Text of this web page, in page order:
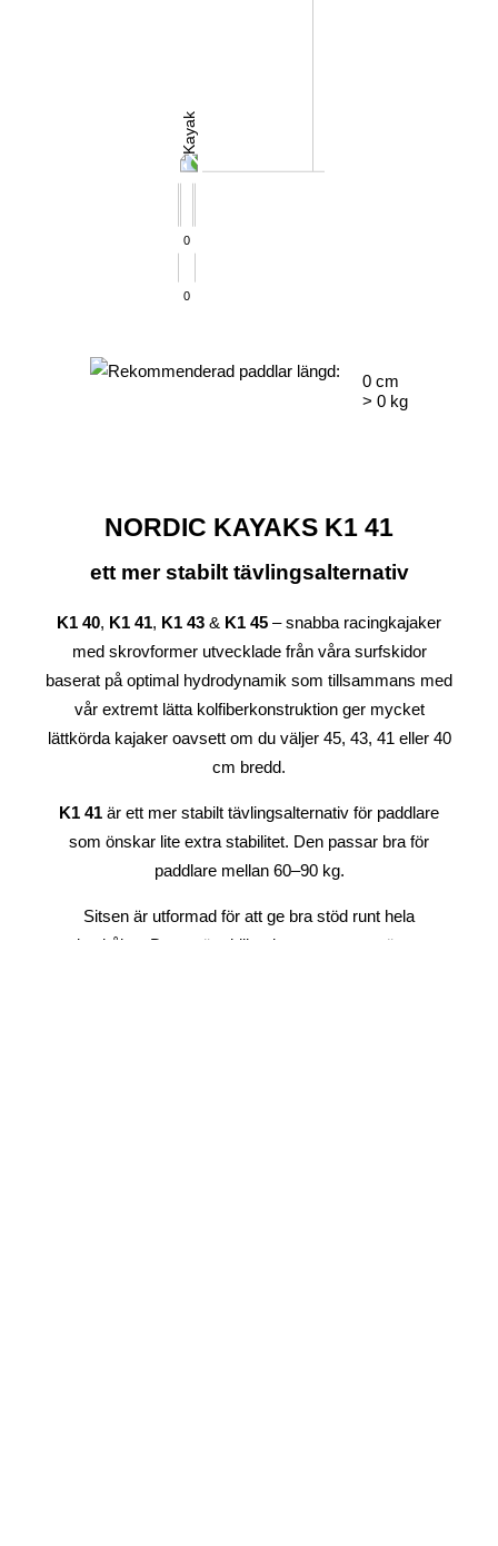
0
0
0 cm
> 0 kg
NORDIC KAYAKS K1 41
ett mer stabilt tävlingsalternativ
K1 40, K1 41, K1 43 & K1 45 – snabba racingkajaker
med skrovformer utvecklade från våra surfskidor
baserat på optimal hydrodynamik som tillsammans med
vår extremt lätta kolfiberkonstruktion ger mycket
lättkörda kajaker oavsett om du väljer 45, 43, 41 eller 40
cm bredd.
K1 41 är ett mer stabilt tävlingsalternativ för paddlare
som önskar lite extra stabilitet. Den passar bra för
paddlare mellan 60–90 kg.
Sitsen är utformad för att ge bra stöd runt hela
sitsskålen. Detta gör skillnaden mot en mer öppen